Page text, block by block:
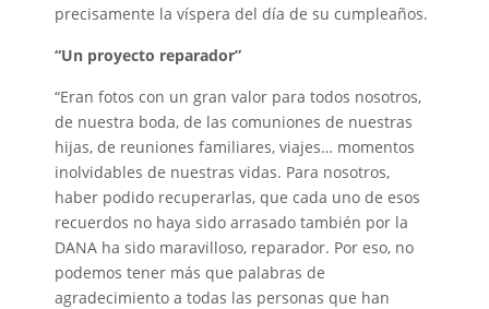
precisamente la víspera del día de su cumpleaños.
“Un proyecto reparador”
“Eran fotos con un gran valor para todos nosotros,
de nuestra boda, de las comuniones de nuestras
hijas, de reuniones familiares, viajes… momentos
inolvidables de nuestras vidas. Para nosotros,
haber podido recuperarlas, que cada uno de esos
recuerdos no haya sido arrasado también por la
DANA ha sido maravilloso, reparador. Por eso, no
podemos tener más que palabras de
agradecimiento a todas las personas que han